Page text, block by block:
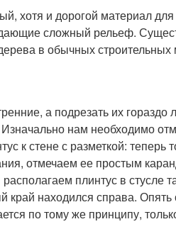
хотя и дорогой материал для
сложный рельеф.
в обычных строительных
а подрезать их гораздо
нам необходимо
к стене с разметкой: теперь
отмечаем ее простым
плинтус в стусле
край находился справа.
по тому же принципу,